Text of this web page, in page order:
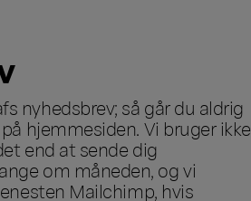
nyhedsbrev; så går du aldrig
hjemmesiden. Vi bruger ikke
end at sende dig
om måneden, og vi
Mailchimp, hvis